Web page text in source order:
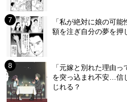
「私が絶対に娘の可
額を注ぎ自分の夢を押
「元嫁と別れた理由
を突っ込まれ不安…信
じれる？